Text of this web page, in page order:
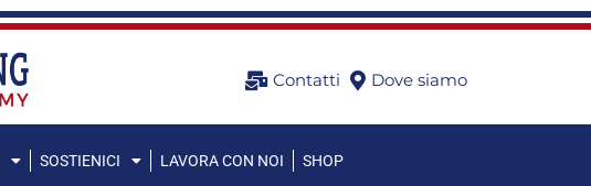
Contatti Dove siamo
SOSTIENICI LAVORA CON NOI SHOP